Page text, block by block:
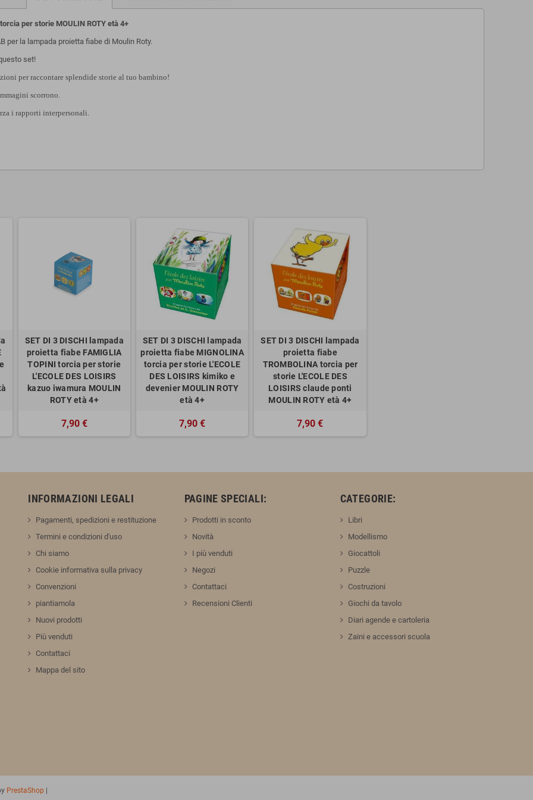
per storie MOULIN ROTY età 4+
per la lampada proietta fiabe di Moulin Roty.
set!
per raccontare splendide storie al tuo bambino!
scorrono.
i rapporti interpersonali.
SET DI 3 DISCHI lampada
proietta fiabe FAMIGLIA
TOPINI torcia per storie
L'ECOLE DES LOISIRS
kazuo iwamura MOULIN
ROTY età 4+
7,90 €
SET DI 3 DISCHI lampada
proietta fiabe MIGNOLINA
torcia per storie L'ECOLE
DES LOISIRS kimiko e
devenier MOULIN ROTY
età 4+
7,90 €
SET DI 3 DISCHI lampada
proietta fiabe
TROMBOLINA torcia per
storie L'ECOLE DES
LOISIRS claude ponti
MOULIN ROTY età 4+
7,90 €
INFORMAZIONI LEGALI
Pagamenti, spedizioni e restituzione
Termini e condizioni d'uso
Chi siamo
Cookie informativa sulla privacy
Convenzioni
piantiamola
Nuovi prodotti
Più venduti
Contattaci
Mappa del sito
PAGINE SPECIALI:
Prodotti in sconto
Novità
I più venduti
Negozi
Contattaci
Recensioni Clienti
CATEGORIE:
Libri
Modellismo
Giocattoli
Puzzle
Costruzioni
Giochi da tavolo
Diari agende e cartoleria
Zaini e accessori scuola
PrestaShop